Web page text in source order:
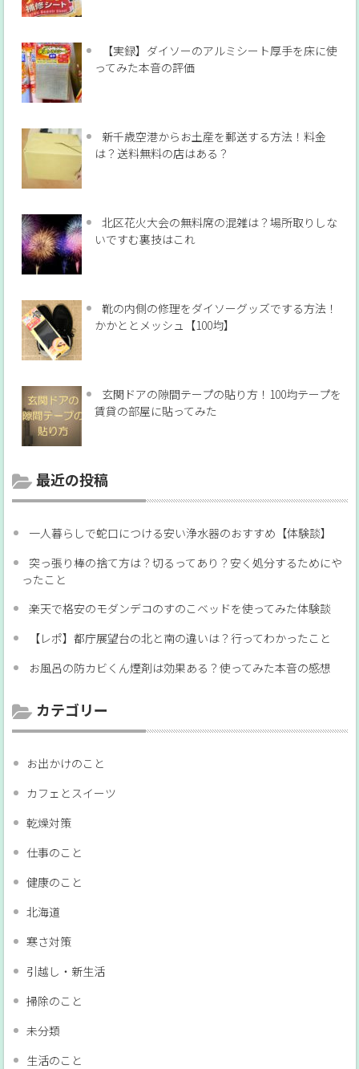
【実録】ダイソーのアルミシート厚手を床に使
ってみた本音の評価
新千歳空港からお土産を郵送する方法！料金
は？送料無料の店はある？
北区花火大会の無料席の混雑は？場所取りしな
いですむ裏技はこれ
靴の内側の修理をダイソーグッズでする方法！
かかととメッシュ【100均】
玄関ドアの隙間テープの貼り方！100均テープを
賃貸の部屋に貼ってみた
最近の投稿
一人暮らしで蛇口につける安い浄水器のおすすめ【体験談】
突っ張り棒の捨て方は？切るってあり？安く処分するためにや
ったこと
楽天で格安のモダンデコのすのこベッドを使ってみた体験談
【レポ】都庁展望台の北と南の違いは？行ってわかったこと
お風呂の防カビくん煙剤は効果ある？使ってみた本音の感想
カテゴリー
お出かけのこと
カフェとスイーツ
乾燥対策
仕事のこと
健康のこと
北海道
寒さ対策
引越し・新生活
掃除のこと
未分類
生活のこと